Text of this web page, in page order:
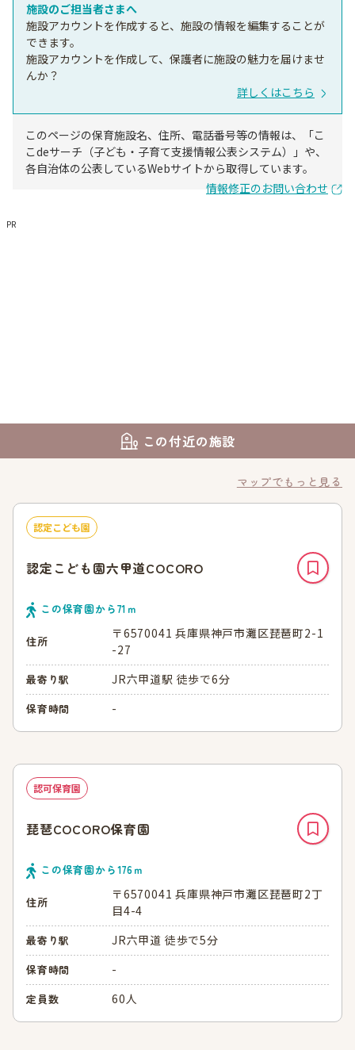
施設のご担当者さまへ
施設アカウントを作成すると、施設の情報を編集することが
できます。
施設アカウントを作成して、保護者に施設の魅力を届けませ
んか？
詳しくはこちら
このページの保育施設名、住所、電話番号等の情報は、「こ
こdeサーチ（子ども・子育て支援情報公表システム）」や、
各自治体の公表しているWebサイトから取得しています。
情報修正のお問い合わせ
PR
この付近の施設
マップでもっと見る
認定こども園
認定こども園六甲道COCORO
この保育園から71 ｍ
住所
〒6570041 兵庫県神戸市灘区琵琶町2-1
-27
最寄り駅 JR六甲道駅 徒歩で6分
保育時間 -
認可保育園
琵琶COCORO保育園
この保育園から176ｍ
住所
〒6570041 兵庫県神戸市灘区琵琶町2丁
目4-4
最寄り駅 JR六甲道 徒歩で5分
保育時間 -
定員数 60人